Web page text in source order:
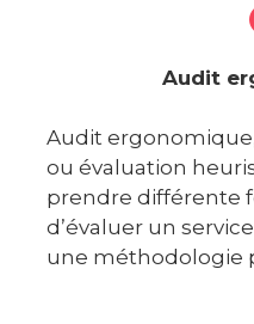
Audit
Audit
ou évaluation
prendre différente
d’évaluer un
une méthodologie